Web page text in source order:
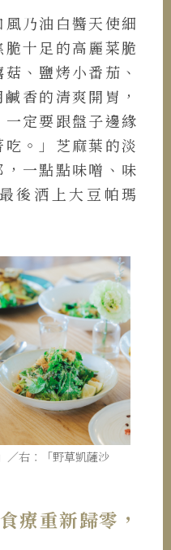
乃油白醬天使細
十足的高麗菜脆
、鹽烤小番茄、
香的清爽開胃，
定要跟盤子邊緣
。」芝麻葉的淡
一點點味噌、味
後洒上大豆帕瑪
／右：「野草凱薩沙
療重新歸零，